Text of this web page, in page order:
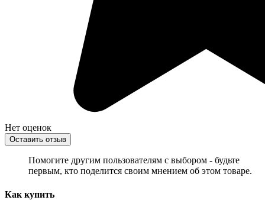
Нет оценок
Оставить отзыв
Помогите другим пользователям с выбором - будьте
первым, кто поделится своим мнением об этом товаре.
Как купить